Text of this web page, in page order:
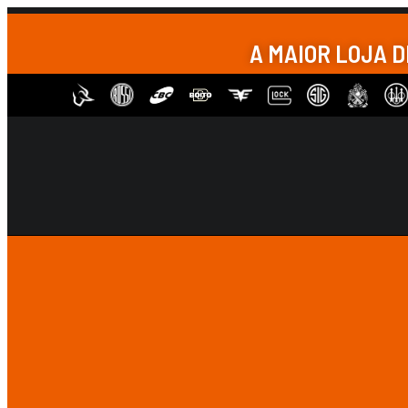
A MAIOR LOJA